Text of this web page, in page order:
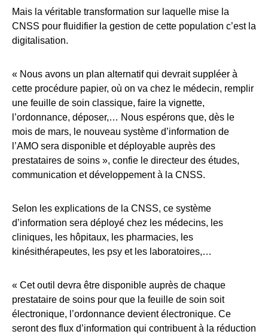
Mais la véritable transformation sur laquelle mise la
CNSS pour fluidifier la gestion de cette population c’est la
digitalisation.
« Nous avons un plan alternatif qui devrait suppléer à
cette procédure papier, où on va chez le médecin, remplir
une feuille de soin classique, faire la vignette,
l’ordonnance, déposer,… Nous espérons que, dès le
mois de mars, le nouveau système d’information de
l’AMO sera disponible et déployable auprès des
prestataires de soins », confie le directeur des études,
communication et développement à la CNSS.
Selon les explications de la CNSS, ce système
d’information sera déployé chez les médecins, les
cliniques, les hôpitaux, les pharmacies, les
kinésithérapeutes, les psy et les laboratoires,…
« Cet outil devra être disponible auprès de chaque
prestataire de soins pour que la feuille de soin soit
électronique, l’ordonnance devient électronique. Ce
seront des flux d’information qui contribuent à la réduction